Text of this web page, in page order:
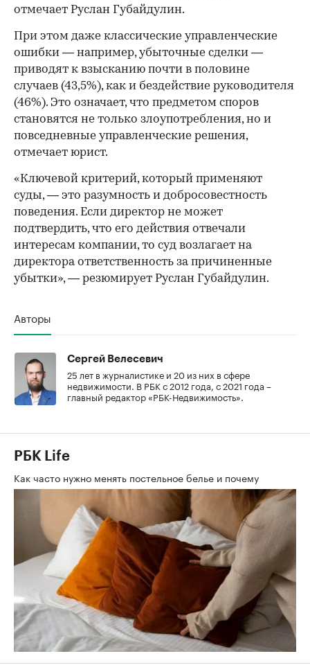
отмечает Руслан Губайдулин.
При этом даже классические управленческие
ошибки — например, убыточные сделки —
приводят к взысканию почти в половине
случаев (43,5%), как и бездействие руководителя
(46%). Это означает, что предметом споров
становятся не только злоупотребления, но и
повседневные управленческие решения,
отмечает юрист.
«Ключевой критерий, который применяют
суды, — это разумность и добросовестность
поведения. Если директор не может
подтвердить, что его действия отвечали
интересам компании, то суд возлагает на
директора ответственность за причиненные
убытки», — резюмирует Руслан Губайдулин.
Авторы
Сергей Велесевич
25 лет в журналистике и 20 из них в сфере
недвижимости. В РБК с 2012 года, с 2021 года –
главный редактор «РБК-Недвижимость».
РБК Life
Как часто нужно менять постельное белье и почему